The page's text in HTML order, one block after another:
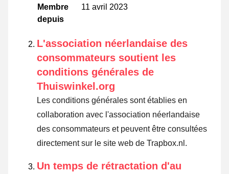
Membre
depuis
11 avril 2023
L'association néerlandaise des
consommateurs soutient les
conditions générales de
Thuiswinkel.org
Les conditions générales sont établies en
collaboration avec l'association néerlandaise
des consommateurs et peuvent être consultées
directement sur le site web de Trapbox.nl.
Un temps de rétractation d'au